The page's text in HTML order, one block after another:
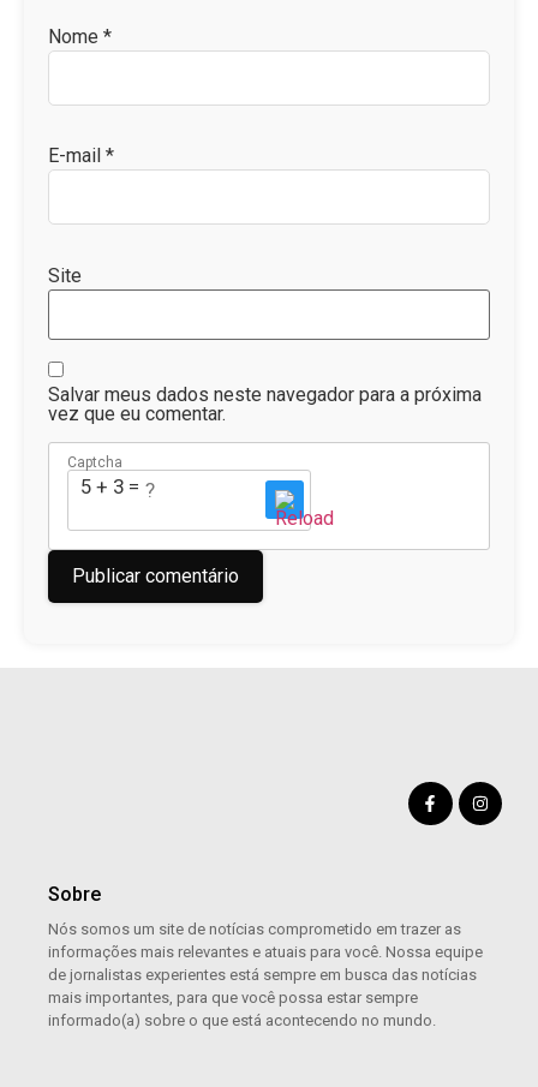
Nome *
E-mail *
Site
Salvar meus dados neste navegador para a próxima
vez que eu comentar.
Captcha
5 + 3 = ?
Sobre
Nós somos um site de notícias comprometido em trazer as
informações mais relevantes e atuais para você. Nossa equipe
de jornalistas experientes está sempre em busca das notícias
mais importantes, para que você possa estar sempre
informado(a) sobre o que está acontecendo no mundo.